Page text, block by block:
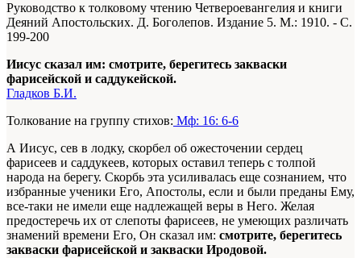
Руководство к толковому чтению Четвероевангелия и книги
Деяний Апостольских. Д. Боголепов. Издание 5. М.: 1910. - С.
199-200
Иисус сказал им: смотрите, берегитесь закваски
фарисейской и саддукейской.
Гладков Б.И.
Толкование на группу стихов: Мф: 16: 6-6
А Иисус, сев в лодку, скорбел об ожесточении сердец
фарисеев и саддукеев, которых оставил теперь с толпой
народа на берегу. Скорбь эта усиливалась еще сознанием, что
избранные ученики Его, Апостолы, если и были преданы Ему,
все-таки не имели еще надлежащей веры в Него. Желая
предостеречь их от слепоты фарисеев, не умеющих различать
знамений времени Его, Он сказал им: смотрите, берегитесь
закваски фарисейской и закваски Иродовой.